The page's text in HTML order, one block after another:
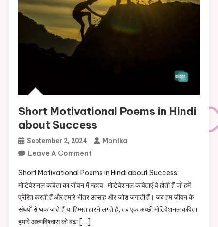
Short Motivational Poems in Hindi
about Success
September 2, 2024
Monika
Leave A CommentOn
Motivational
Poems
In
Hindi
Short Motivational Poems in Hindi about Success:
मोटिवेशनल कविता का जीवन में महत्व मोटिवेशनल कविताएँ वे होती हैं जो हमें
प्रेरित करती हैं और हमारे भीतर उत्साह और जोश जगाती हैं। जब हम जीवन के
संघर्षों से थक जाते हैं या हिम्मत हारने लगते हैं, तब एक अच्छी मोटिवेशनल कविता
हमारे आत्मविश्वास को बढ़ा […]